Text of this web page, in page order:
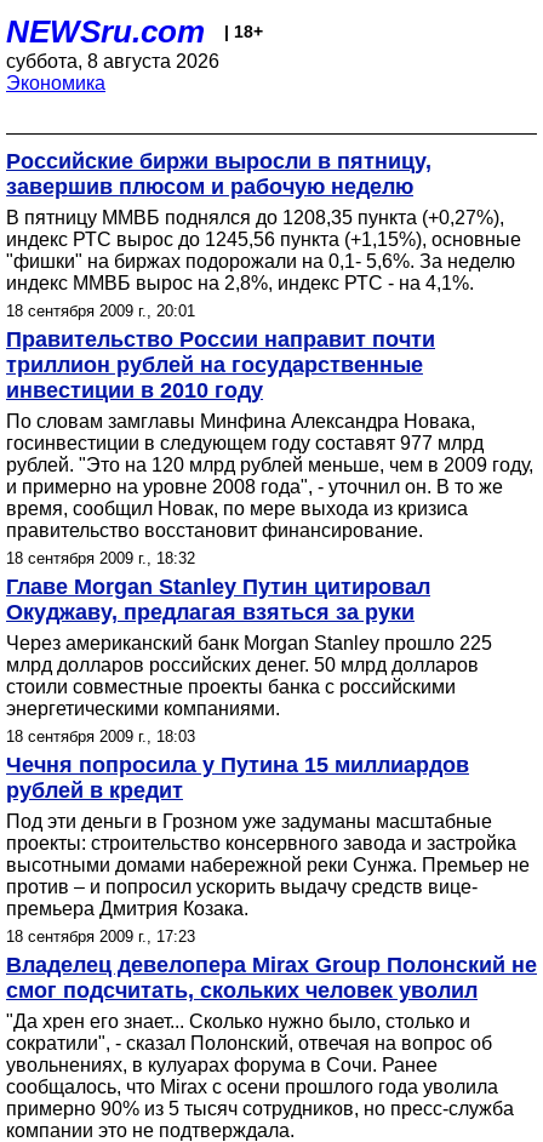
NEWSru.com | 18+
суббота, 8 августа 2026
Экономика
Российские биржи выросли в пятницу,
завершив плюсом и рабочую неделю
В пятницу ММВБ поднялся до 1208,35 пункта (+0,27%),
индекс РТС вырос до 1245,56 пункта (+1,15%), основные
"фишки" на биржах подорожали на 0,1- 5,6%. За неделю
индекс ММВБ вырос на 2,8%, индекс РТС - на 4,1%.
18 сентября 2009 г., 20:01
Правительство России направит почти
триллион рублей на государственные
инвестиции в 2010 году
По словам замглавы Минфина Александра Новака,
госинвестиции в следующем году составят 977 млрд
рублей. "Это на 120 млрд рублей меньше, чем в 2009 году,
и примерно на уровне 2008 года", - уточнил он. В то же
время, сообщил Новак, по мере выхода из кризиса
правительство восстановит финансирование.
18 сентября 2009 г., 18:32
Главе Morgan Stanley Путин цитировал
Окуджаву, предлагая взяться за руки
Через американский банк Morgan Stanley прошло 225
млрд долларов российских денег. 50 млрд долларов
стоили совместные проекты банка с российскими
энергетическими компаниями.
18 сентября 2009 г., 18:03
Чечня попросила у Путина 15 миллиардов
рублей в кредит
Под эти деньги в Грозном уже задуманы масштабные
проекты: строительство консервного завода и застройка
высотными домами набережной реки Сунжа. Премьер не
против – и попросил ускорить выдачу средств вице-
премьера Дмитрия Козака.
18 сентября 2009 г., 17:23
Владелец девелопера Mirax Group Полонский не
смог подсчитать, скольких человек уволил
"Да хрен его знает... Сколько нужно было, столько и
сократили", - сказал Полонский, отвечая на вопрос об
увольнениях, в кулуарах форума в Сочи. Ранее
сообщалось, что Mirax с осени прошлого года уволила
примерно 90% из 5 тысяч сотрудников, но пресс-служба
компании это не подтверждала.